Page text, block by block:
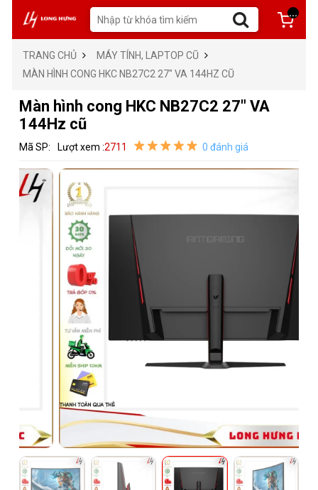
...
TRANG CHỦ
MÁY TÍNH, LAPTOP CŨ
MÀN HÌNH CONG HKC NB27C2 27″ VA 144HZ CŨ
Màn hình cong HKC NB27C2 27″ VA
144Hz cũ
Mã SP: Lượt xem :2711 0 đánh giá